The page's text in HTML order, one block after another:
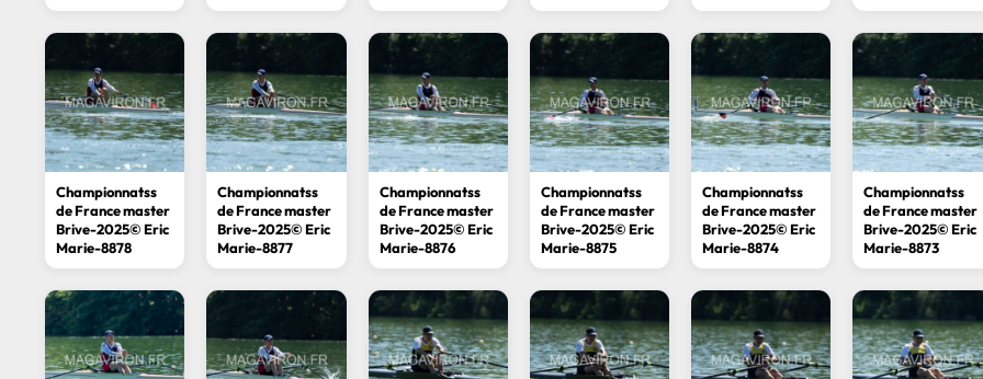
Championnatss
de France master
Brive-2025© Eric
Marie-8878
Championnatss
de France master
Brive-2025© Eric
Marie-8877
Championnatss
de France master
Brive-2025© Eric
Marie-8876
Championnatss
de France master
Brive-2025© Eric
Marie-8875
Championnatss
de France master
Brive-2025© Eric
Marie-8874
Championnatss
de France master
Brive-2025© Eric
Marie-8873
04 SEPTEMBRE
Journée entière
LA SEYNE-SUR-
MER
Championnats de France de beach rowing
sprint
Voir le détail
04 SEPTEMBRE
Journée entière
LA
MER
Championnats de France de beach
sprint
Voir le détail